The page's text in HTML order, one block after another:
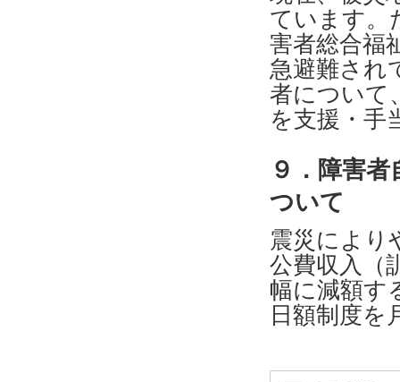
ています。
害者総合福
急避難され
者について
を支援・手
９．障害
ついて
震災により
公費収入（
幅に減額す
日額制度を